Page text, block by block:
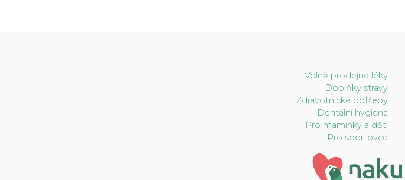
Volně prodejné léky
Doplňky stravy
Zdravotnické potřeby
Dentální hygiena
Pro maminky a děti
Pro sportovce